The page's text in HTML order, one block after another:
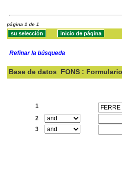
página 1 de 1
Refinar la búsqueda
Base de datos FONS :
1
2
3